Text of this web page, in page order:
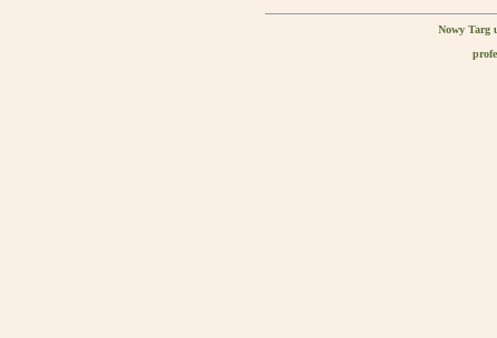
Nowy Targ